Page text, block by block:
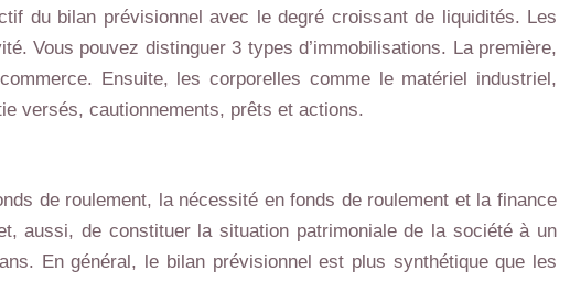
du bilan prévisionnel avec le degré croissant de liquidités. Les
Vous pouvez distinguer 3 types d’immobilisations. La première,
Ensuite, les corporelles comme le matériel industriel,
versés, cautionnements, prêts et actions.
de roulement, la nécessité en fonds de roulement et la finance
aussi, de constituer la situation patrimoniale de la société à un
En général, le bilan prévisionnel est plus synthétique que les